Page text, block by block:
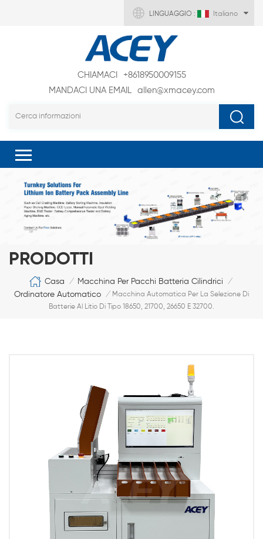
LINGUAGGIO : Italiano
CHIAMACI
+8618950009155
MANDACI UNA EMAIL
allen@xmacey.com
PRODOTTI
Casa / Macchina Per Pacchi Batteria Cilindrici /
Ordinatore Automatico / Macchina Automatica Per La Selezione Di
Batterie Al Litio Di Tipo 18650, 21700, 26650 E 32700.